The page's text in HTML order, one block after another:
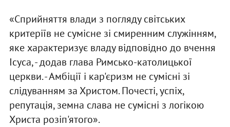
«Сприйняття влади з погляду світських
критеріїв не сумісне зі смиренним служінням,
яке характеризує владу відповідно до вчення
Ісуса, - додав глава Римсько-католицької
церкви. - Амбіції і кар'єризм не сумісні зі
слідуванням за Христом. Почесті, успіх,
репутація, земна слава не сумісні з логікою
Христа розіп'ятого».